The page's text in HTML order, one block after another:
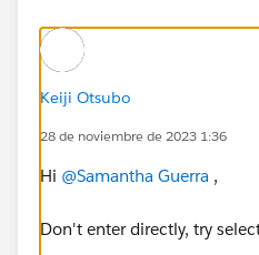
Keiji Otsubo
28 de noviembre de 2023 1:36
Hi @Samantha Guerra ,
Don't enter directly, try